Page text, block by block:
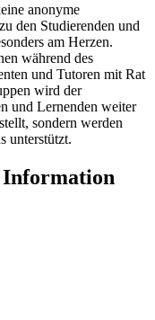
anonyme
den Studierenden und
am Herzen.
während des
und Tutoren mit Rat
wird der
und Lernenden weiter
sondern werden
unterstützt.
Information